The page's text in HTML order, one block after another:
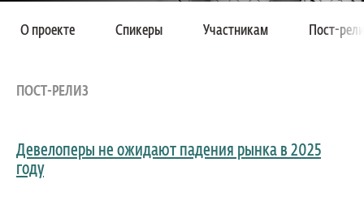
О проекте Спикеры Участникам Пост-
ПОСТ-РЕЛИЗ
Девелоперы не ожидают падения рынка в 2025
году